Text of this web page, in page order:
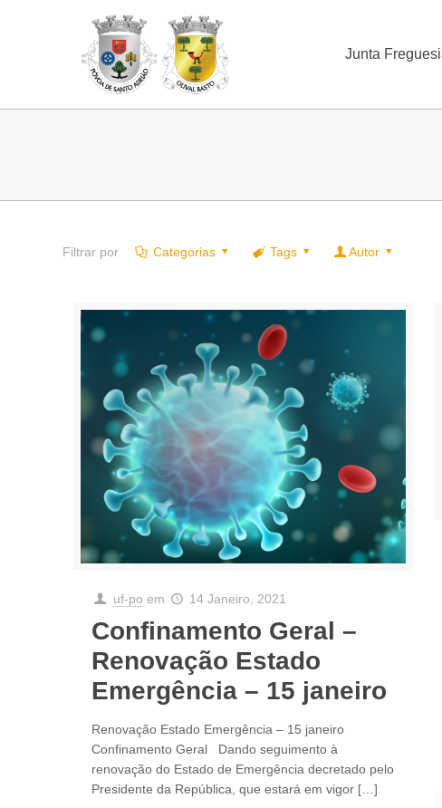
Junta
Filtrar por Categorias Tags Autor
uf-po em 14 Janeiro, 2021
Confinamento Geral –
Renovação Estado
Emergência – 15 janeiro
Renovação Estado Emergência – 15 janeiro
Confinamento Geral Dando seguimento à
renovação do Estado de Emergência decretado pelo
Presidente da República, que estará em vigor […]